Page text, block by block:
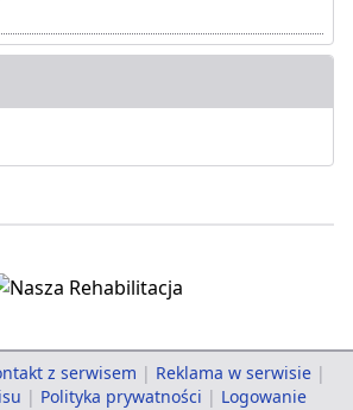
z serwisem | Reklama w serwisie |
| Polityka prywatności | Logowanie